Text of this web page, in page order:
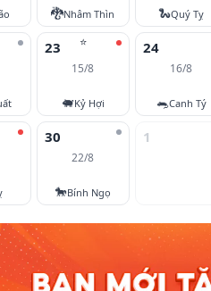
🐉Nhâm Thìn 🐍Quý Tỵ
⭐
23
15/8
🐖Kỷ Hợi
24
16/8
🐀Canh Tý
30
22/8
🐎Bính Ngọ
1